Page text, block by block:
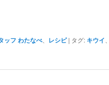
ッフ わたなべ、 レシピ | タグ: キウイ